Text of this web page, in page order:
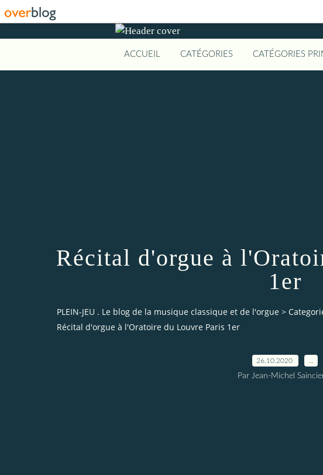
ACCUEIL CATÉGORIES CATÉGORIES
Récital d'orgue à
1er
PLEIN-JEU . Le blog de la musique classique et de l'orgue >
Récital d'orgue à l'Oratoire du Louvre Paris 1er
26.10.2020
Par Jean-Michel